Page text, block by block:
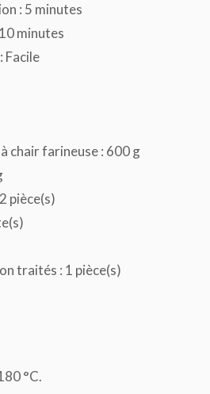
: 5 minutes
10 minutes
Facile
chair farineuse : 600 g
pièce(s)
traités : 1 pièce(s)
°C.